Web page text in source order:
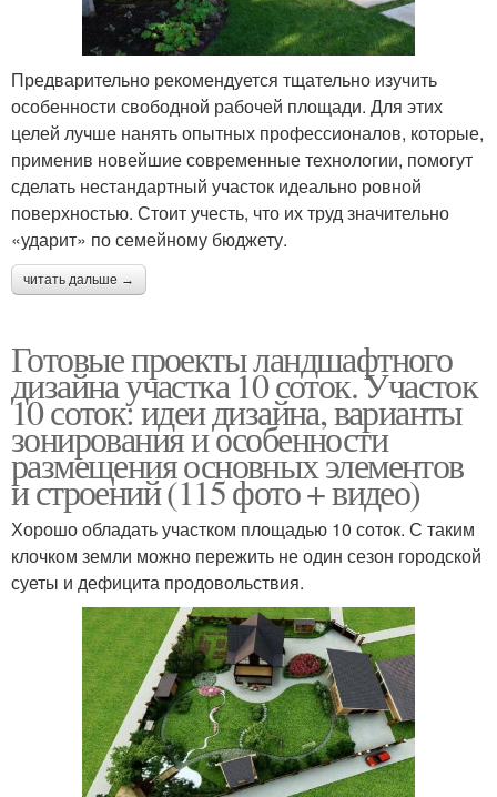
Предварительно рекомендуется тщательно изучить
особенности свободной рабочей площади. Для этих
целей лучше нанять опытных профессионалов, которые,
применив новейшие современные технологии, помогут
сделать нестандартный участок идеально ровной
поверхностью. Стоит учесть, что их труд значительно
«ударит» по семейному бюджету.
читать дальше →
Готовые проекты ландшафтного
дизайна участка 10 соток. Участок
10 соток: идеи дизайна, варианты
зонирования и особенности
размещения основных элементов
и строений (115 фото + видео)
Хорошо обладать участком площадью 10 соток. С таким
клочком земли можно пережить не один сезон городской
суеты и дефицита продовольствия.